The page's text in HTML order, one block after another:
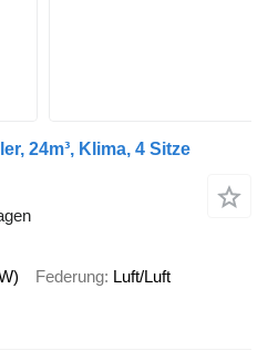
24m³, Klima, 4 Sitze
Federung Luft/Luft